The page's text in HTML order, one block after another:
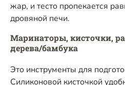
жар, и тесто пропекается
дровяной печи.
Маринаторы, кисточки,
дерева/бамбука
Это инструменты для
Силиконовой кисточкой